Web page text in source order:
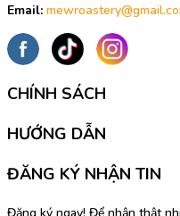
Email:
CHÍNH SÁCH
HƯỚNG DẪN
ĐĂNG KÝ NHẬN TIN